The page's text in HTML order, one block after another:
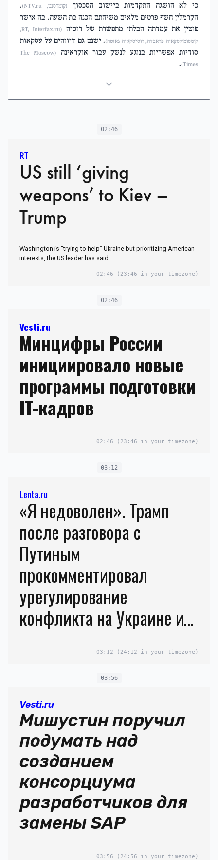
כי לא הושגה התקדמות ביישוב הסכסוך (קומרסנט, NTV.ru)
.
הקרמלין חשף פרטים מלאים משיחתם הכנה בת השעה, בה אישר
פוטין את עמדתה הבלתי מתפשרת של רוסיה
(RT, Interfax.ru,
קומסומולסקאיה פראבדה, רוסיסקאיה גאזטה). ישנם גם דיווחים על עסקאות
סודיות אפשריות בנוגע לנשק עבור אוקראינה
(The Moscow
Times)
.
02:46
RT
US still ‘giving
weapons’ to Kiev –
Trump
Washington is “trying to help” Ukraine but prioritizing American
interests, the US leader has said
02:46 (23:46 in your timezone)
02:46
Vesti.ru
Минцифры России
инициировало новые
программы подготовки
IT-кадров
02:46 (23:46 in your timezone)
03:12
Lenta.ru
«Я недоволен». Трамп
после разговора с
Путиным
прокомментировал
урегулирование
конфликта на Украине и
03:12 (24:12 in your timezone)
03:56
Vesti.ru
Мишустин поручил
подумать над
созданием
консорциума
разработчиков для
замены SAP
03:56 (24:56 in your timezone)